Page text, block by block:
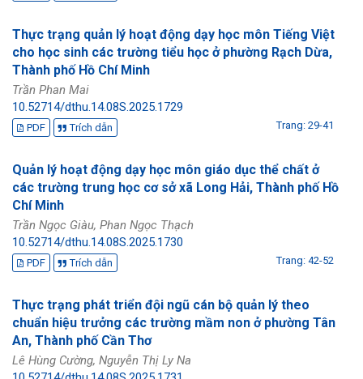
Thực trạng quản lý hoạt động dạy học môn Tiếng Việt
cho học sinh các trường tiểu học ở phường Rạch Dừa,
Thành phố Hồ Chí Minh
Trần Phan Mai
10.52714/dthu.14.08S.2025.1729
PDF Trích dẫn Trang: 29-41
Quản lý hoạt động dạy học môn giáo dục thể chất ở
các trường trung học cơ sở xã Long Hải, Thành phố Hồ
Chí Minh
Trần Ngọc Giàu, Phan Ngọc Thạch
10.52714/dthu.14.08S.2025.1730
PDF Trích dẫn Trang: 42-52
Thực trạng phát triển đội ngũ cán bộ quản lý theo
chuẩn hiệu trưởng các trường mầm non ở phường Tân
An, Thành phố Cần Thơ
Lê Hùng Cường, Nguyễn Thị Ly Na